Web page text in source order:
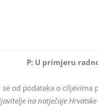
P: U primjeru
se od podataka o
na natječaje